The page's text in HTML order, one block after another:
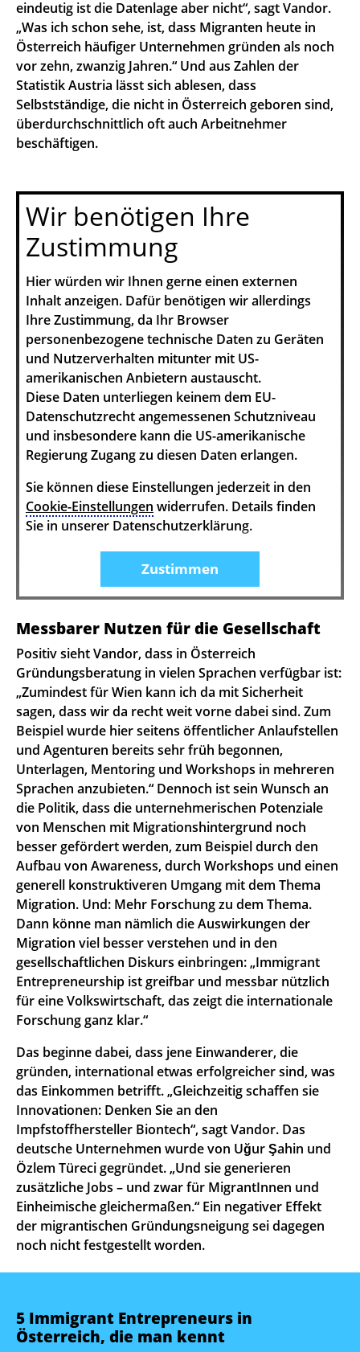
eindeutig ist die Datenlage aber nicht“, sagt Vandor.
„Was ich schon sehe, ist, dass Migranten heute in
Österreich häufiger Unternehmen gründen als noch
vor zehn, zwanzig Jahren.“ Und aus Zahlen der
Statistik Austria lässt sich ablesen, dass
Selbstständige, die nicht in Österreich geboren sind,
überdurchschnittlich oft auch Arbeitnehmer
beschäftigen.
Wir benötigen Ihre
Zustimmung
Hier würden wir Ihnen gerne einen externen
Inhalt anzeigen. Dafür benötigen wir allerdings
Ihre Zustimmung, da Ihr Browser
personenbezogene technische Daten zu Geräten
und Nutzerverhalten mitunter mit US-
amerikanischen Anbietern austauscht.
Diese Daten unterliegen keinem dem EU-
Datenschutzrecht angemessenen Schutzniveau
und insbesondere kann die US-amerikanische
Regierung Zugang zu diesen Daten erlangen.
Sie können diese Einstellungen jederzeit in den
Cookie-Einstellungen widerrufen. Details finden
Sie in unserer Datenschutzerklärung.
Zustimmen
Messbarer Nutzen für die Gesellschaft
Positiv sieht Vandor, dass in Österreich
Gründungsberatung in vielen Sprachen verfügbar ist:
„Zumindest für Wien kann ich da mit Sicherheit
sagen, dass wir da recht weit vorne dabei sind. Zum
Beispiel wurde hier seitens öffentlicher Anlaufstellen
und Agenturen bereits sehr früh begonnen,
Unterlagen, Mentoring und Workshops in mehreren
Sprachen anzubieten.“ Dennoch ist sein Wunsch an
die Politik, dass die unternehmerischen Potenziale
von Menschen mit Migrationshintergrund noch
besser gefördert werden, zum Beispiel durch den
Aufbau von Awareness, durch Workshops und einen
generell konstruktiveren Umgang mit dem Thema
Migration. Und: Mehr Forschung zu dem Thema.
Dann könne man nämlich die Auswirkungen der
Migration viel besser verstehen und in den
gesellschaftlichen Diskurs einbringen: „Immigrant
Entrepreneurship ist greifbar und messbar nützlich
für eine Volkswirtschaft, das zeigt die internationale
Forschung ganz klar.“
Das beginne dabei, dass jene Einwanderer, die
gründen, international etwas erfolgreicher sind, was
das Einkommen betrifft. „Gleichzeitig schaffen sie
Innovationen: Denken Sie an den
Impfstoffhersteller Biontech“, sagt Vandor. Das
deutsche Unternehmen wurde von Uğur Şahin und
Özlem Türeci gegründet. „Und sie generieren
zusätzliche Jobs – und zwar für MigrantInnen und
Einheimische gleichermaßen.“ Ein negativer Effekt
der migrantischen Gründungsneigung sei dagegen
noch nicht festgestellt worden.
5 Immigrant Entrepreneurs in
Österreich, die man kennt